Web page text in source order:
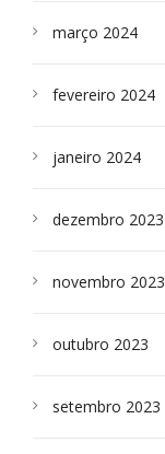
março 2024
fevereiro 2024
janeiro 2024
dezembro 2023
novembro 2023
outubro 2023
setembro 2023